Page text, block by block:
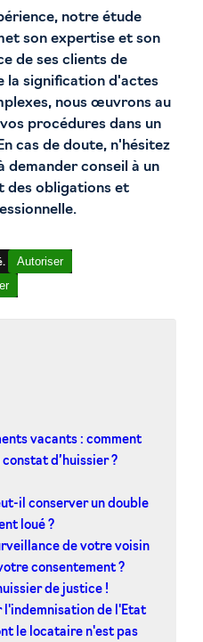
notre étude
son expertise et son
de ses clients de
la signification d'actes
nous œuvrons au
procédures dans un
cas de doute, n'hésitez
demander conseil à un
des obligations et
Autoriser
vacants : comment
constat d’huissier ?
il conserver un double
loué ?
de votre voisin
consentement ?
de justice !
l'indemnisation de l'Etat
le locataire n'est pas